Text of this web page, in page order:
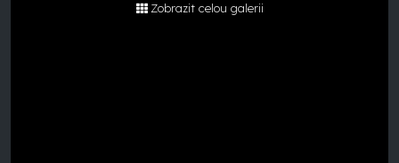
Zobrazit celou galerii